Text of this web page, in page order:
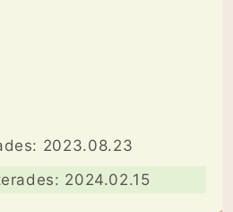
2023.08.23
2024.02.15